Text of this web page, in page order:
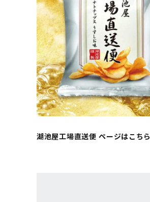
湖池屋工場直送便 ページはこちら